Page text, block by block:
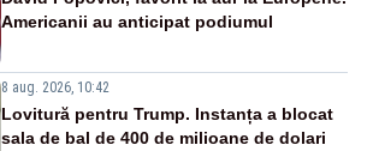
Americanii au anticipat podiumul
8 aug. 2026, 10:42
Lovitură pentru Trump. Instanța a blocat
sala de bal de 400 de milioane de dolari